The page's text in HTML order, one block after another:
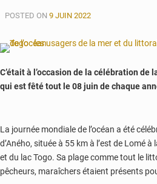
POSTED ON 9 JUIN 2022
C’était à l’occasion de la célébration de
qui est fêté tout le 08 juin de chaque
La journée mondiale de l’océan a été
d’Aného, située à 55 km à l’est de Lomé
et du lac Togo. Sa plage comme tout le
pêcheurs, maraîchers étaient présents